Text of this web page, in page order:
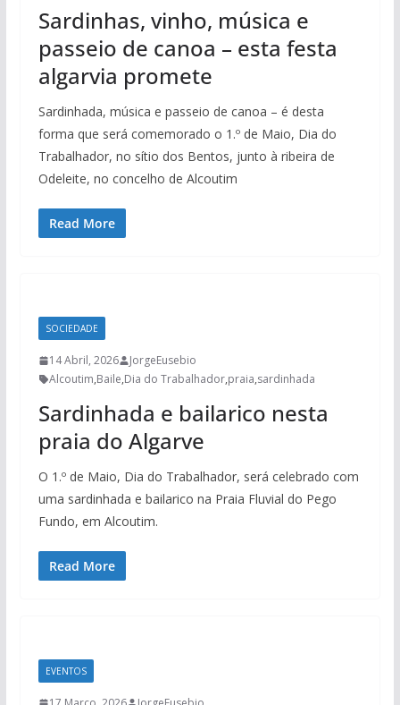
Sardinhas, vinho, música e
passeio de canoa – esta festa
algarvia promete
Sardinhada, música e passeio de canoa – é desta
forma que será comemorado o 1.º de Maio, Dia do
Trabalhador, no sítio dos Bentos, junto à ribeira de
Odeleite, no concelho de Alcoutim
Read More
SOCIEDADE
14 Abril, 2026
JorgeEusebio
Alcoutim,Baile,Dia do Trabalhador,praia,sardinhada
Sardinhada e bailarico nesta
praia do Algarve
O 1.º de Maio, Dia do Trabalhador, será celebrado com
uma sardinhada e bailarico na Praia Fluvial do Pego
Fundo, em Alcoutim.
Read More
EVENTOS